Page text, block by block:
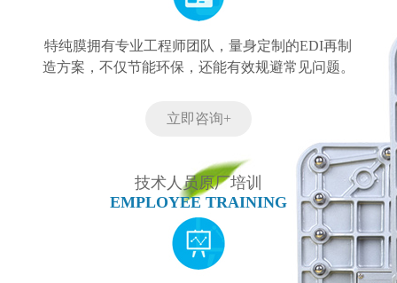
特纯膜拥有专业工程师团队，量身定制的EDI再制
造方案，不仅节能环保，还能有效规避常见问题。
立即咨询+
技术人员原厂培训
EMPLOYEE TRAINING